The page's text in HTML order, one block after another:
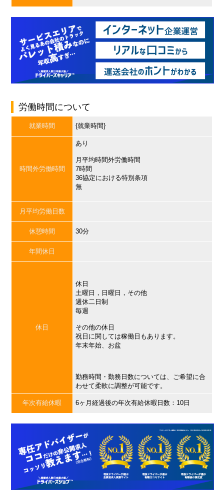
労働時間について
就業時間 {就業時間}
時間外労働時間
あり
月平均時間外労働時間
7時間
36協定における特別条項
無
月平均労働日数
休憩時間 30分
年間休日
休日
休日
土曜日，日曜日，その他
週休二日制
毎週
その他の休日
祝日に関しては稼働日もあります。
年末年始、お盆
勤務時間・勤務日数については、ご希望に合
わせて柔軟に調整が可能です。
年次有給休暇 6ヶ月経過後の年次有給休暇日数：10日